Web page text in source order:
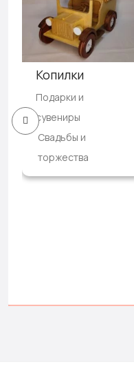
Копилки
Подарки и
сувениры
Свадьбы и
торжества